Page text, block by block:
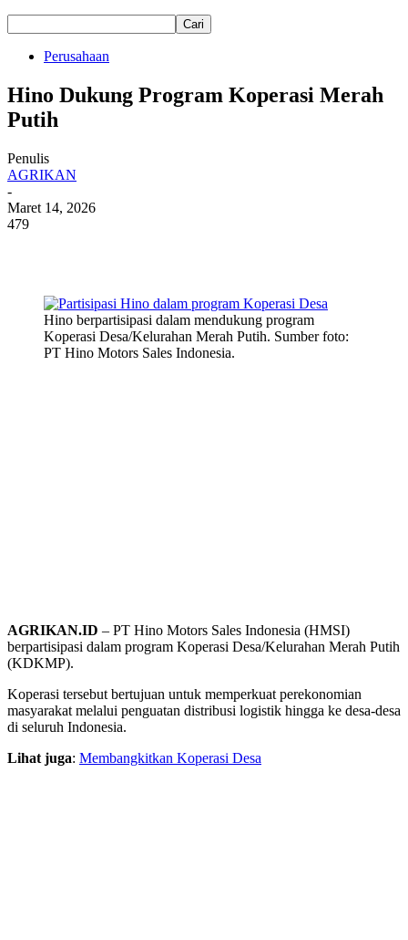
Perusahaan
Hino Dukung Program Koperasi Merah
Putih
Penulis
AGRIKAN
-
Maret 14, 2026
479
Hino berpartisipasi dalam mendukung program
Koperasi Desa/Kelurahan Merah Putih. Sumber foto:
PT Hino Motors Sales Indonesia.
AGRIKAN.ID – PT Hino Motors Sales Indonesia (HMSI)
berpartisipasi dalam program Koperasi Desa/Kelurahan Merah Putih
(KDKMP).
Koperasi tersebut bertujuan untuk memperkuat perekonomian
masyarakat melalui penguatan distribusi logistik hingga ke desa-desa
di seluruh Indonesia.
Lihat juga: Membangkitkan Koperasi Desa